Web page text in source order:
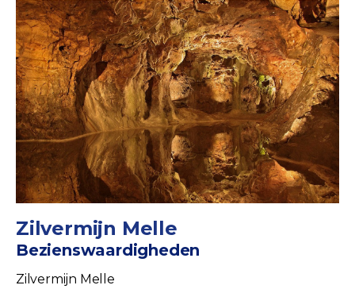
Zilvermijn Melle
Bezienswaardigheden
Zilvermijn Melle